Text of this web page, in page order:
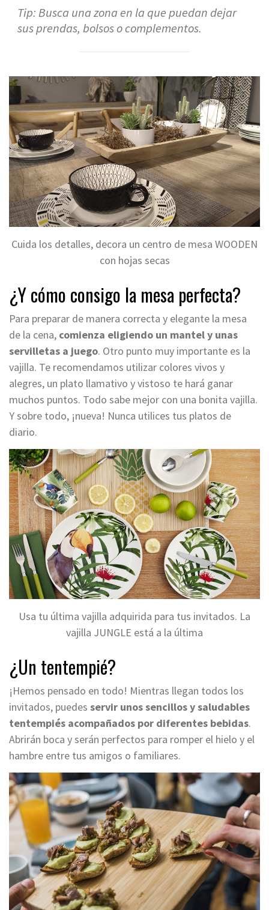
Tip: Busca una zona en la que puedan dejar
sus prendas, bolsos o complementos.
Cuida los detalles, decora un centro de mesa WOODEN
con hojas secas
¿Y cómo consigo la mesa perfecta?
Para preparar de manera correcta y elegante la mesa
de la cena, comienza eligiendo un mantel y unas
servilletas a juego. Otro punto muy importante es la
vajilla. Te recomendamos utilizar colores vivos y
alegres, un plato llamativo y vistoso te hará ganar
muchos puntos. Todo sabe mejor con una bonita vajilla.
Y sobre todo, ¡nueva! Nunca utilices tus platos de
diario.
Usa tu última vajilla adquirida para tus invitados. La
vajilla JUNGLE está a la última
¿Un tentempié?
¡Hemos pensado en todo! Mientras llegan todos los
invitados, puedes servir unos sencillos y saludables
tentempiés acompañados por diferentes bebidas.
Abrirán boca y serán perfectos para romper el hielo y el
hambre entre tus amigos o familiares.